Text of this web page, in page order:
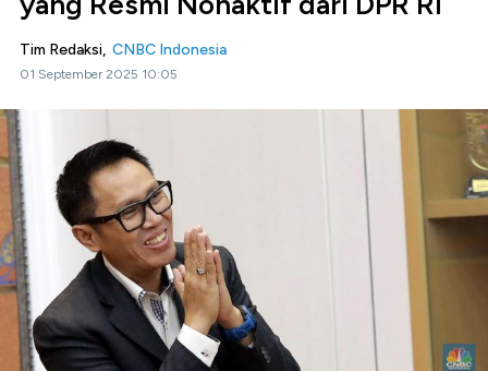
Tim Redaksi, CNBC Indonesia
01 September 2025 10:05